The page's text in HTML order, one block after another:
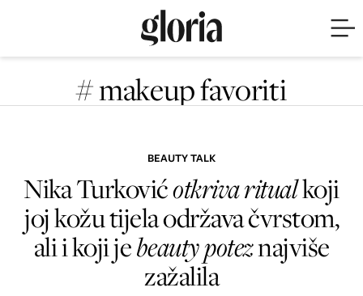
# makeup favoriti
BEAUTY TALK
Nika Turkovićotkriva ritualkoji
joj kožu tijela održava čvrstom,
ali i koji jebeauty poteznajviše
zažalila